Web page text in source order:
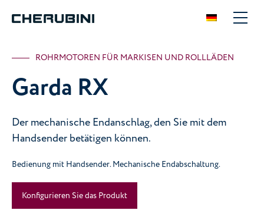
ROHRMOTOREN FÜR MARKISEN UND ROLLLÄDEN
Garda RX
Der mechanische Endanschlag, den Sie mit dem
Handsender betätigen können.
Bedienung mit Handsender. Mechanische Endabschaltung.
Konfigurieren Sie das Produkt